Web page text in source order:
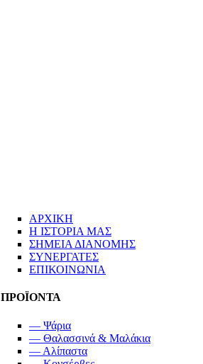
ΑΡΧΙΚΗ
Η ΙΣΤΟΡΙΑ ΜΑΣ
ΣΗΜΕΙΑ ΔΙΑΝΟΜΗΣ
ΣΥΝΕΡΓΑΤΕΣ
ΕΠΙΚΟΙΝΩΝΙΑ
ΠΡΟΪΟΝΤΑ
— Ψάρια
— Θαλασσινά & Μαλάκια
— Αλίπαστα